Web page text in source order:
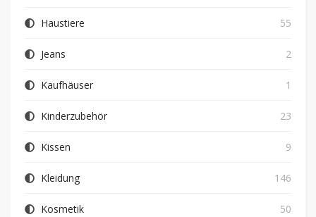
Haustiere 55
Jeans 2
Kaufhäuser 1
Kinderzubehör 23
Kissen 9
Kleidung 146
Kosmetik 50